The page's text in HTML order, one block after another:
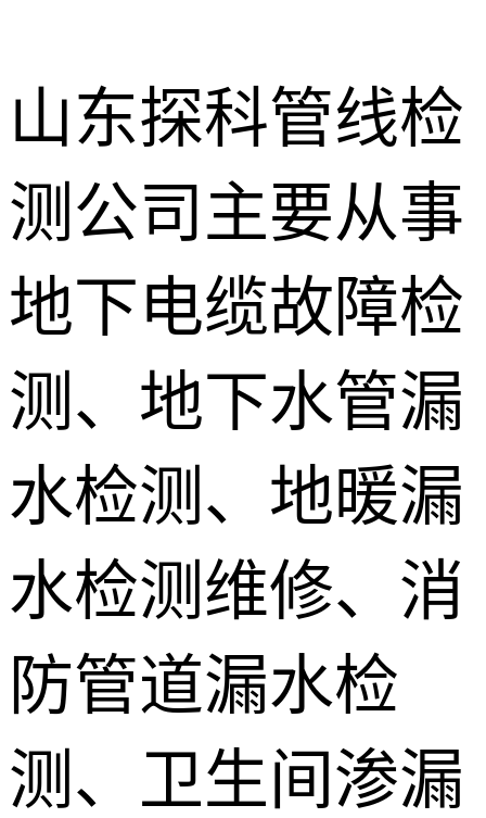
山东探科管线检
测公司主要从事
地下电缆故障检
测、地下水管漏
水检测、地暖漏
水检测维修、消
防管道漏水检
测、卫生间渗漏
地下暗管漏
水检测
卫生间渗漏
水检测
地暖漏水检
测
壁挂炉维修
防水补漏
障检测
测漏水设备
训